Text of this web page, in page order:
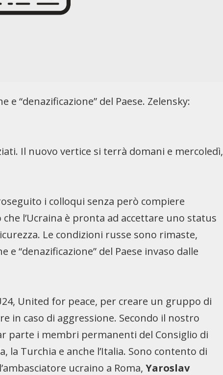
“denazificazione” del Paese. Zelensky:
Il nuovo vertice si terrà domani e mercoledì,
i colloqui senza però compiere
l’Ucraina è pronta ad accettare uno status
Le condizioni russe sono rimaste,
“denazificazione” del Paese invaso dalle
United for peace, per creare un gruppo di
in caso di aggressione. Secondo il nostro
parte i membri permanenti del Consiglio di
la Turchia e anche l’Italia. Sono contento di
ucraino a Roma, Yaroslav